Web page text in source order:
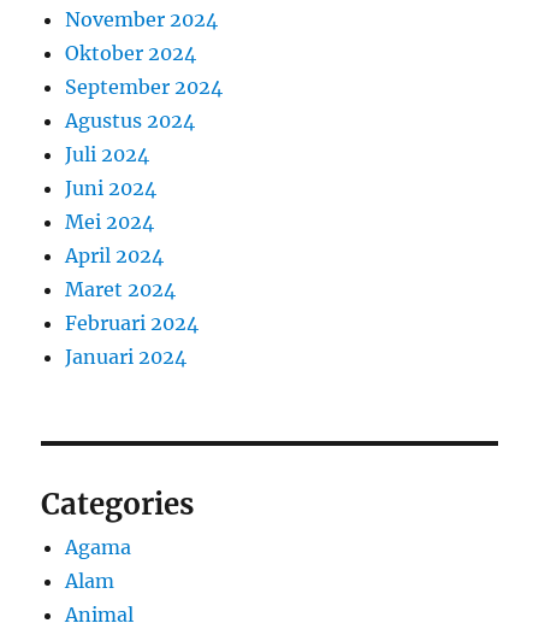
November 2024
Oktober 2024
September 2024
Agustus 2024
Juli 2024
Juni 2024
Mei 2024
April 2024
Maret 2024
Februari 2024
Januari 2024
Categories
Agama
Alam
Animal